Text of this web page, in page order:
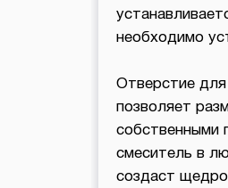
необходимо
Отверстие для
позволяет
собственными
смеситель в
создаст